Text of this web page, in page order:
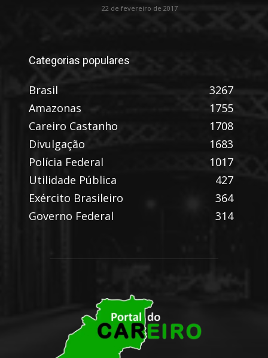
22 de fevereiro de 2017
Categorias populares
Brasil
3267
Amazonas
1755
Careiro Castanho
1708
Divulgação
1683
Polícia Federal
1017
Utilidade Pública
427
Exército Brasileiro
364
Governo Federal
314